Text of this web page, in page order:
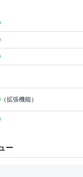
（拡張機能）
ー